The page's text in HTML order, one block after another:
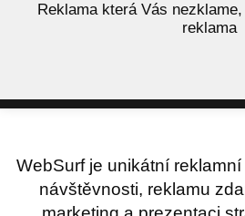
Reklama která Vás
reklama
WebSurf je unikátní
návštěvnosti, reklamu